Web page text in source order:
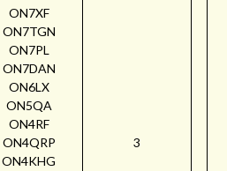
ON7XF
ON7TGN
ON7PL
ON7DAN
ON6LX
ON5QA
ON4RF
ON4QRP
ON4KHG
3